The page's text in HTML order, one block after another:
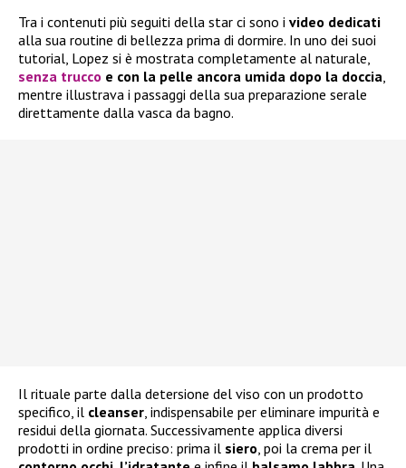
Tra i contenuti più seguiti della star ci sono i video dedicati
alla sua routine di bellezza prima di dormire. In uno dei suoi
tutorial, Lopez si è mostrata completamente al naturale,
senza trucco e con la pelle ancora umida dopo la doccia,
mentre illustrava i passaggi della sua preparazione serale
direttamente dalla vasca da bagno.
Il rituale parte dalla detersione del viso con un prodotto
specifico, il cleanser, indispensabile per eliminare impurità e
residui della giornata. Successivamente applica diversi
prodotti in ordine preciso: prima il siero, poi la crema per il